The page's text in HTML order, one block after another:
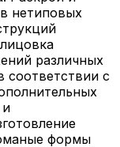
нетиповых
различных
соответствии с
и
формы